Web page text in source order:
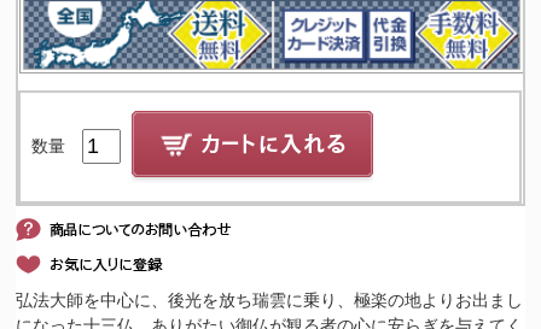
数量
弘法大師を中心に、後光を放ち瑞雲に乗り、極楽の地よりお出まし
になった十三仏。ありがたい御仏が観る者の心に安らぎを与えてく